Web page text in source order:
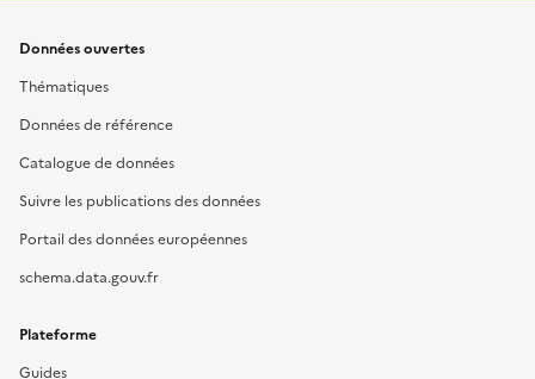
Données ouvertes
Thématiques
Données de référence
Catalogue de données
Suivre les publications des données
Portail des données européennes
schema.data.gouv.fr
Plateforme
Guides